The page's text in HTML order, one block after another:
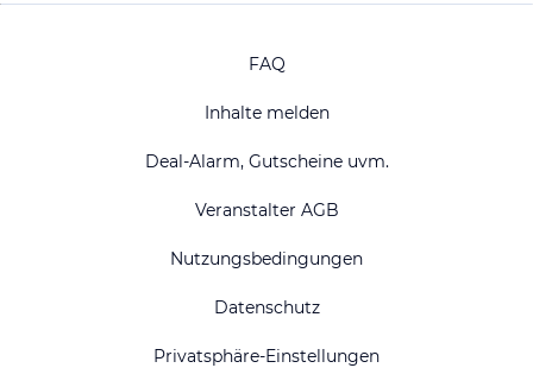
FAQ
Inhalte melden
Deal-Alarm, Gutscheine uvm.
Veranstalter AGB
Nutzungsbedingungen
Datenschutz
Privatsphäre-Einstellungen